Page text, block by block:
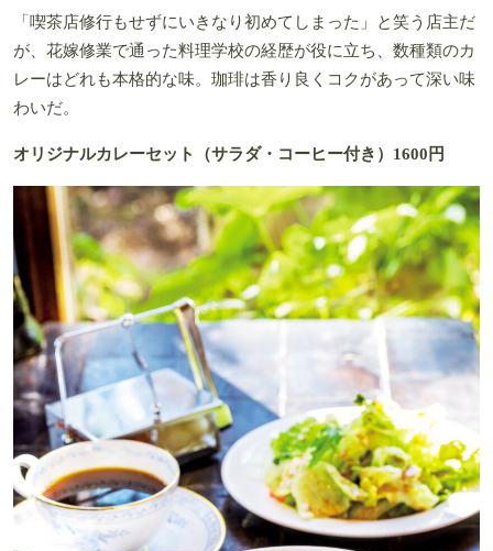
「喫茶店修行もせずにいきなり初めてしまった」と笑う店主だ
が、花嫁修業で通った料理学校の経歴が役に立ち、数種類のカ
レーはどれも本格的な味。珈琲は香り良くコクがあって深い味
わいだ。
オリジナルカレーセット（サラダ・コーヒー付き）1600円